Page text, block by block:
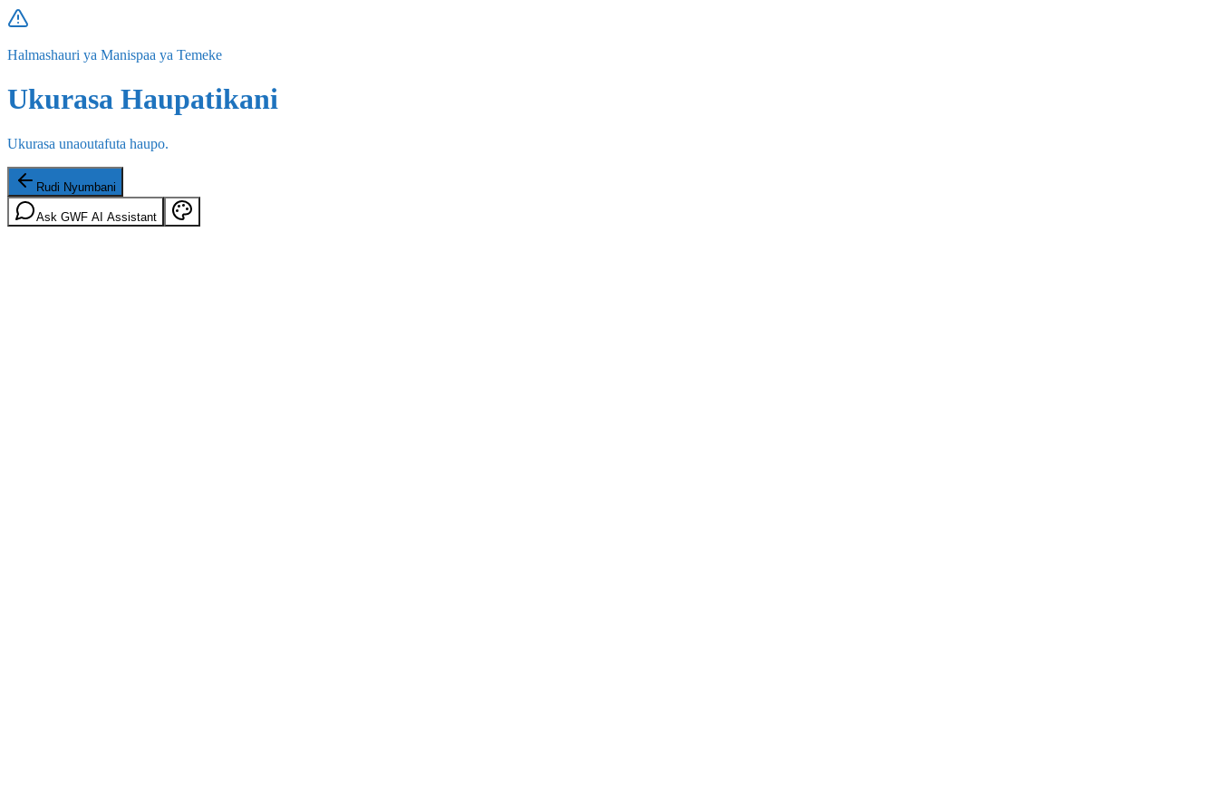
Halmashauri ya Manispaa ya Temeke
Ukurasa Haupatikani
Ukurasa unaoutafuta haupo.
Rudi Nyumbani
Ask GWF AI Assistant